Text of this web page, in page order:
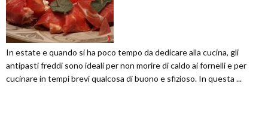
In estate e quando si ha poco tempo da dedicare alla cucina, gli
antipasti freddi sono ideali per non morire di caldo ai fornelli e per
cucinare in tempi brevi qualcosa di buono e sfizioso. In questa ...